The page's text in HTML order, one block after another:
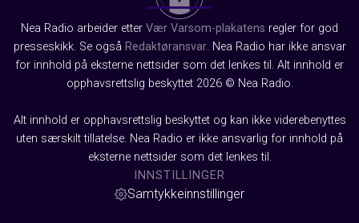
Nea Radio arbeider etter Vær Varsom-plakatens regler for god
presseskikk. Se også Redaktøransvar. Nea Radio har ikke ansvar
for innhold på eksterne nettsider som det lenkes til. Alt innhold er
opphavsrettslig beskyttet 2026 © Nea Radio.
Alt innhold er opphavsrettslig beskyttet og kan ikke viderebenyttes
uten særskilt tillatelse. Nea Radio er ikke ansvarlig for innhold på
eksterne nettsider som det lenkes til.
INNSTILLINGER
Samtykkeinnstillinger